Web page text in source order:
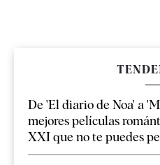
De 'El diario de Noa' a
mejores películas
XXI que no te puedes